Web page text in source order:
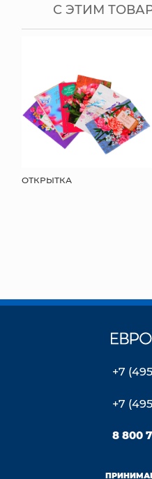
С ЭТИМ
ОТКРЫТКА
+7
+7
8 800